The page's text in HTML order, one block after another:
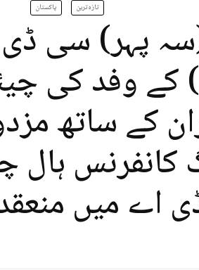
پاکستان تازہ ترین
(سہ پہر) سی
وفد کی
کے ساتھ
کانفرنس
اے میں